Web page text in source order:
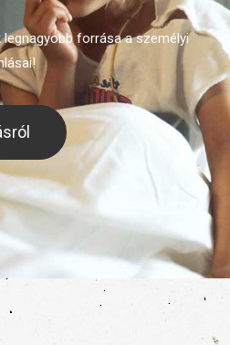
legnagyobb forrásaa személyi